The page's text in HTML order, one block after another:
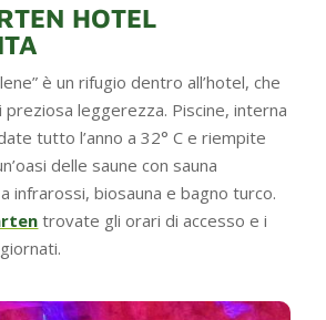
HOTEL
è un rifugio dentro all’hotel, che
leggerezza. Piscine, interna
tutto l’anno a 32° C e riempite
delle saune con sauna
infrarossi, biosauna e bagno turco.
trovate gli orari di accesso e i